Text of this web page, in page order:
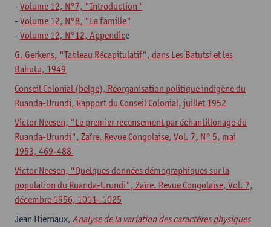
- Volume 12, N°7, "Introduction"
- Volume 12, N°8, "La famille"
- Volume 12, N°12, Appendice
G. Gerkens, "Tableau Récapitulatif", dans Les Batutsi et les
Bahutu, 1949
Conseil Colonial (belge), Réorganisation politique indigène du
Ruanda-Urundi, Rapport du Conseil Colonial, juillet 1952
Victor Neesen, "Le premier recensement par échantillonage du
Ruanda-Urundi", Zaïre. Revue Congolaise, Vol. 7, N° 5, mai
1953, 469-488
Victor Neesen, "Quelques données démographiques sur la
population du Ruanda-Urundi", Zaïre. Revue Congolaise, Vol. 7,
décembre 1956, 1011- 1025
Jean Hiernaux, Analyse de la variation des caractères physiques